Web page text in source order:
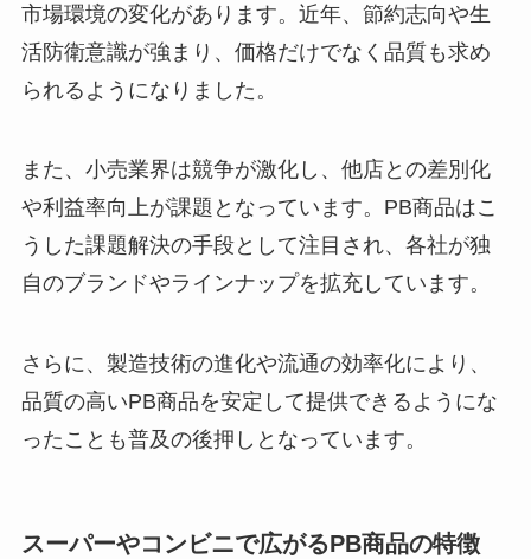
市場環境の変化があります。近年、節約志向や生
活防衛意識が強まり、価格だけでなく品質も求め
られるようになりました。
また、小売業界は競争が激化し、他店との差別化
や利益率向上が課題となっています。PB商品はこ
うした課題解決の手段として注目され、各社が独
自のブランドやラインナップを拡充しています。
さらに、製造技術の進化や流通の効率化により、
品質の高いPB商品を安定して提供できるようにな
ったことも普及の後押しとなっています。
スーパーやコンビニで広がるPB商品の特徴